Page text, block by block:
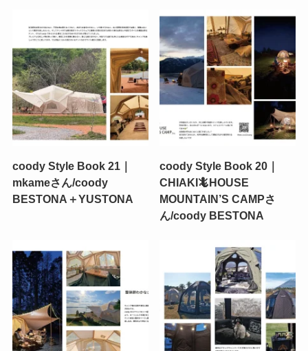
coody Style Book 21｜
mkameさん/coody
BESTONA＋YUSTONA
coody Style Book 20｜
CHIAKI🦎HOUSE
MOUNTAIN’S CAMPさ
ん/coody BESTONA